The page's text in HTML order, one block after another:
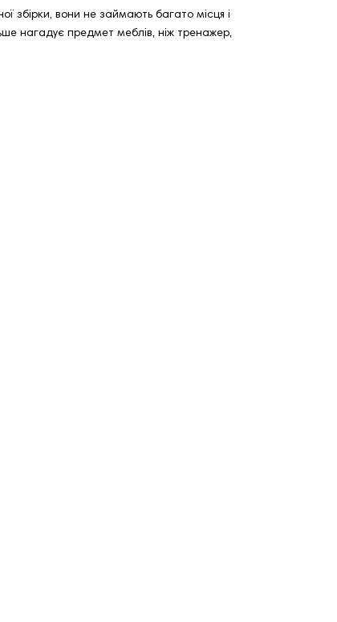
збірки, вони не займають багато місця і
нагадує предмет меблів, ніж тренажер,